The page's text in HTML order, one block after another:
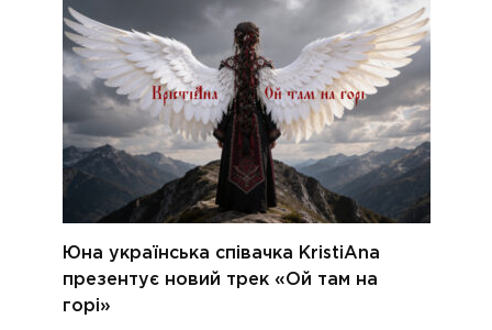
Юна українська співачка KristiAna
презентує новий трек «Ой там на
горі»